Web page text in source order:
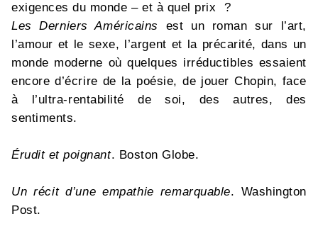
exigences du monde – et à quel prix ?
Les Derniers Américains est un roman sur l’art,
l’amour et le sexe, l’argent et la précarité, dans un
monde moderne où quelques irréductibles essaient
encore d’écrire de la poésie, de jouer Chopin, face
à l’ultra-rentabilité de soi, des autres, des
sentiments.
Érudit et poignant. Boston Globe.
Un récit d’une empathie remarquable. Washington
Post.